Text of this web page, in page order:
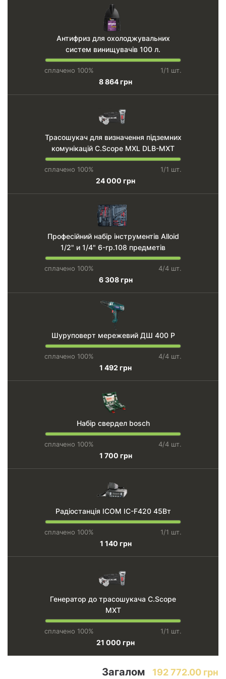
Антифриз для охолоджувальних
систем винищувачів 100 л.
сплачено 100% 1/1 шт.
8 864 грн
Трасошукач для визначення підземних
комунікацій C.Scope MXL DLB-MXT
сплачено 100% 1/1 шт.
24 000 грн
Професійний набір інструментів Alloid
1/2" и 1/4" 6-гр.108 предметів
сплачено 100% 4/4 шт.
6 308 грн
Шуруповерт мережевий ДШ 400 Р
сплачено 100% 4/4 шт.
1 492 грн
Набір свердел bosch
сплачено 100% 4/4 шт.
1 700 грн
Радіостанція ICOM IC-F420 45Вт
сплачено 100% 1/1 шт.
1 140 грн
Генератор до трасошукача C.Scope
MXT
сплачено 100% 1/1 шт.
21 000 грн
Загалом 192 772.00 грн